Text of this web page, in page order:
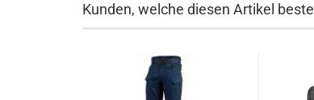
Kunden, welche diesen Artikel